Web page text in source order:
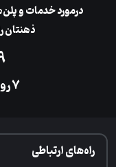
در‌مورد خدمات و
ذهنتان
۷ روز هفته
راه‌های ارتباطی